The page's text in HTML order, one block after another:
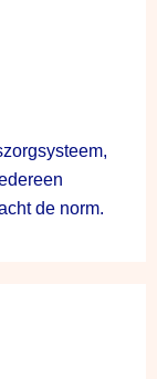
de norm.​